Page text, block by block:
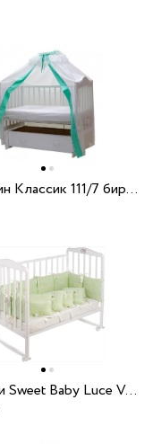
Балдахин Классик 111/7 бирюзовый
Бортики Sweet Baby Luce Verde 12 частей светло-зеленый